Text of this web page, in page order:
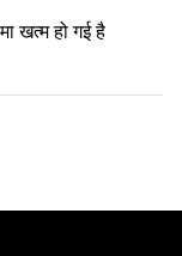
खत्म हो गई है